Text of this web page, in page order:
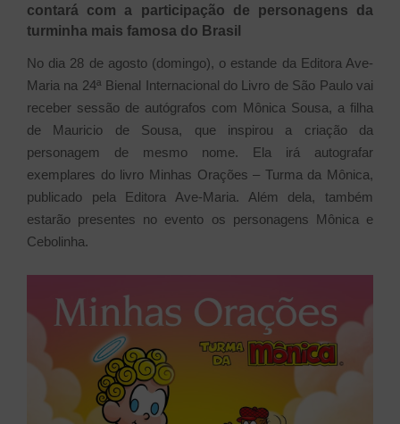
contará com a participação de personagens da
turminha mais famosa do Brasil
No dia 28 de agosto (domingo), o estande da Editora Ave-
Maria na 24ª Bienal Internacional do Livro de São Paulo vai
receber sessão de autógrafos com Mônica Sousa, a filha
de Mauricio de Sousa, que inspirou a criação da
personagem de mesmo nome. Ela irá autografar
exemplares do livro Minhas Orações – Turma da Mônica,
publicado pela Editora Ave-Maria. Além dela, também
estarão presentes no evento os personagens Mônica e
Cebolinha.